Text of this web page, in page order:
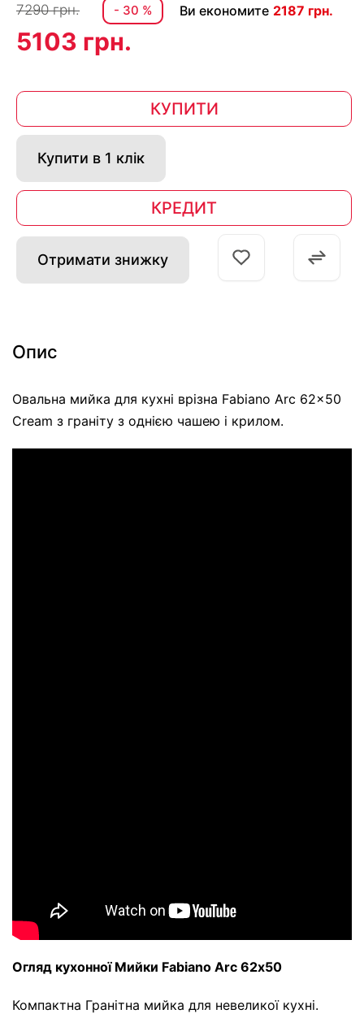
7290 грн. - 30 % Ви економите 2187 грн.
5103 грн.
КУПИТИ
Купити в 1 клік
КРЕДИТ
Отримати знижку
Опис
Овальна мийка для кухні врізна Fabiano Arc 62x50
Cream з граніту з однією чашею і крилом.
Огляд кухонної Мийки Fabiano Arc 62х50
Компактна Гранітна мийка для невеликої кухні.